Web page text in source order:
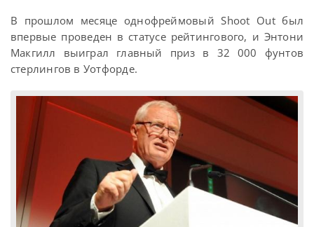
В прошлом месяце однофреймовый Shoot Out был
впервые проведен в статусе рейтингового, и Энтони
Макгилл выиграл главный приз в 32 000 фунтов
стерлингов в Уотфорде.